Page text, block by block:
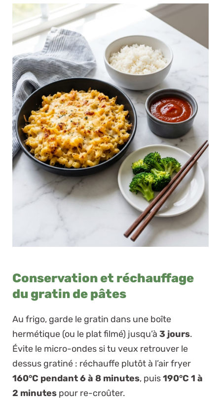
Conservation et réchauffage
du gratin de pâtes
Au frigo, garde le gratin dans une boîte
hermétique (ou le plat filmé) jusqu’à 3 jours.
Évite le micro-ondes si tu veux retrouver le
dessus gratiné : réchauffe plutôt à l’air fryer
160°C pendant 6 à 8 minutes, puis190°C 1 à
2 minutes pour re-croûter.